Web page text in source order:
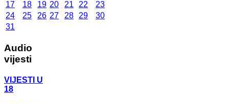
17
18 19 20 21 22
23
24
25 26 27 28 29
30
31
Audio
vijesti
VIJESTI U
18